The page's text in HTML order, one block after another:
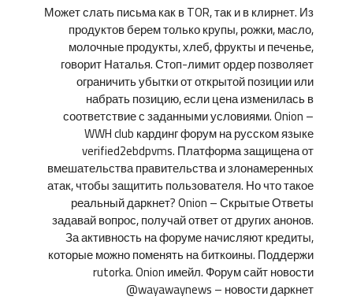
Может слать письма как в TOR, так и в клирнет. Из
продуктов берем только крупы, рожки, масло,
молочные продукты, хлеб, фрукты и печенье,
говорит Наталья. Стоп-лимит ордер позволяет
ограничить убытки от открытой позиции или
набрать позицию, если цена изменилась в
соответствие с заданными условиями. Onion –
WWH club кардинг форум на русском языке
verified2ebdpvms. Платформа защищена от
вмешательства правительства и злонамеренных
атак, чтобы защитить пользователя. Но что такое
реальный даркнет? Onion – Скрытые Ответы
задавай вопрос, получай ответ от других анонов.
За активность на форуме начисляют кредиты,
которые можно поменять на биткоины. Поддержи
rutorka. Onion имейл. Форум сайт новости
@wayawaynews – новости даркнет